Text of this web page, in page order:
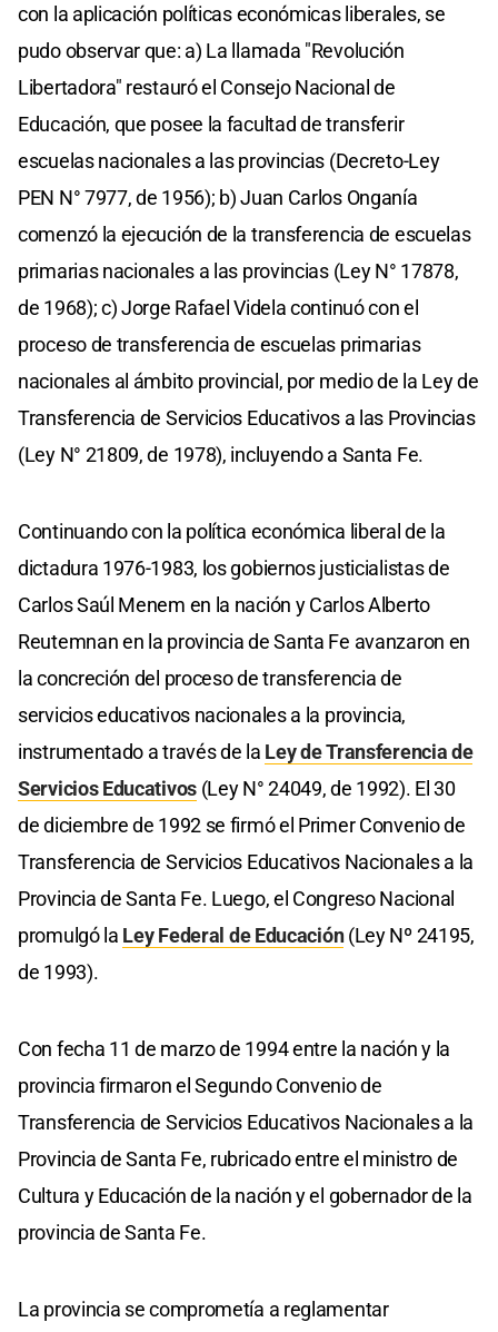
con la aplicación políticas económicas liberales, se
pudo observar que: a) La llamada "Revolución
Libertadora" restauró el Consejo Nacional de
Educación, que posee la facultad de transferir
escuelas nacionales a las provincias (Decreto-Ley
PEN N° 7977, de 1956); b) Juan Carlos Onganía
comenzó la ejecución de la transferencia de escuelas
primarias nacionales a las provincias (Ley N° 17878,
de 1968); c) Jorge Rafael Videla continuó con el
proceso de transferencia de escuelas primarias
nacionales al ámbito provincial, por medio de la Ley de
Transferencia de Servicios Educativos a las Provincias
(Ley N° 21809, de 1978), incluyendo a Santa Fe.
Continuando con la política económica liberal de la
dictadura 1976-1983, los gobiernos justicialistas de
Carlos Saúl Menem en la nación y Carlos Alberto
Reutemnan en la provincia de Santa Fe avanzaron en
la concreción del proceso de transferencia de
servicios educativos nacionales a la provincia,
instrumentado a través de la Ley de Transferencia de
Servicios Educativos (Ley N° 24049, de 1992). El 30
de diciembre de 1992 se firmó el Primer Convenio de
Transferencia de Servicios Educativos Nacionales a la
Provincia de Santa Fe. Luego, el Congreso Nacional
promulgó la Ley Federal de Educación(Ley Nº 24195,
de 1993).
Con fecha 11 de marzo de 1994 entre la nación y la
provincia firmaron el Segundo Convenio de
Transferencia de Servicios Educativos Nacionales a la
Provincia de Santa Fe, rubricado entre el ministro de
Cultura y Educación de la nación y el gobernador de la
provincia de Santa Fe.
La provincia se comprometía a reglamentar